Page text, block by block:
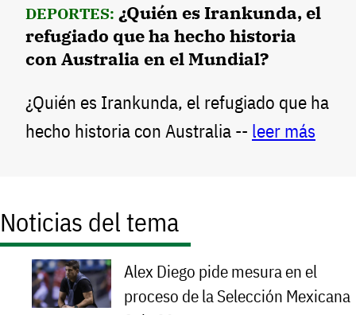
DEPORTES: ¿Quién es Irankunda, el
refugiado que ha hecho historia
con Australia en el Mundial?
¿Quién es Irankunda, el refugiado que ha
hecho historia con Australia -- leer más
Noticias del tema
Alex Diego pide mesura en el
proceso de la Selección Mexicana